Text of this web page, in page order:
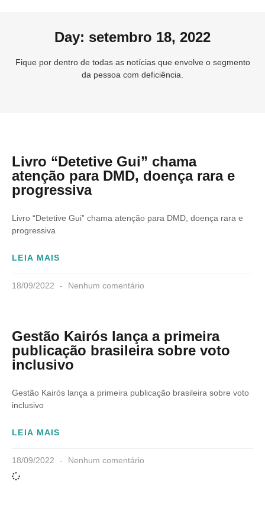
Day: setembro 18, 2022
Fique por dentro de todas as notícias que envolve o segmento
da pessoa com deficiência.
Livro “Detetive Gui” chama
atenção para DMD, doença rara e
progressiva
Livro “Detetive Gui” chama atenção para DMD, doença rara e
progressiva
LEIA MAIS
18/09/2022 Nenhum comentário
Gestão Kairós lança a primeira
publicação brasileira sobre voto
inclusivo
Gestão Kairós lança a primeira publicação brasileira sobre voto
inclusivo
LEIA MAIS
18/09/2022 Nenhum comentário